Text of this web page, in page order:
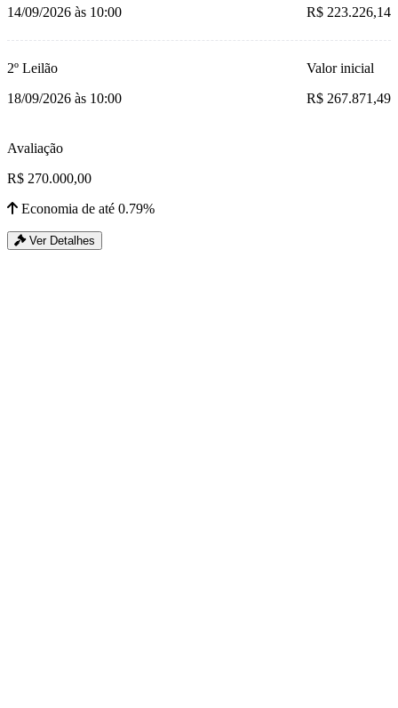
14/09/2026 às 10:00
R$ 223.226,14
2º Leilão
18/09/2026 às 10:00
Valor inicial
R$ 267.871,49
Avaliação
R$ 270.000,00
Economia de até 0.79%
Ver Detalhes